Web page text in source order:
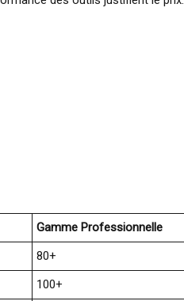
Gamme Professionnelle
80+
100+